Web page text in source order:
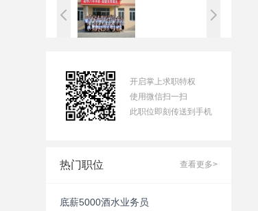
开启掌上求职特权
使用微信扫一扫
此职位即刻传送到手机
热门职位 查看更多>
底薪5000酒水业务员